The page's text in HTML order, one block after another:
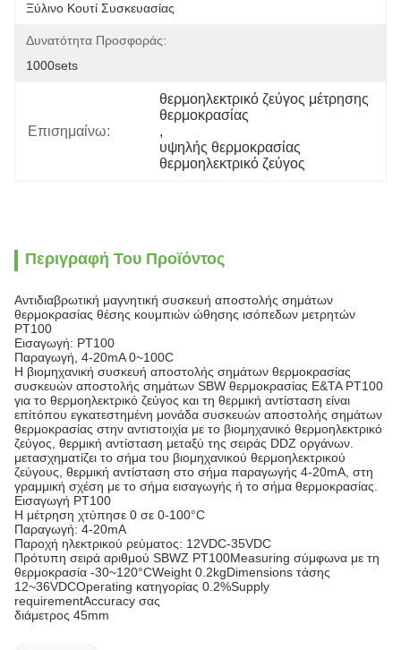
Ξύλινο Κουτί Συσκευασίας
Δυνατότητα Προσφοράς:
1000sets
Επισημαίνω:
θερμοηλεκτρικό ζεύγος μέτρησης
θερμοκρασίας
,
υψηλής θερμοκρασίας
θερμοηλεκτρικό ζεύγος
Περιγραφή Του Προϊόντος
Αντιδιαβρωτική μαγνητική συσκευή αποστολής σημάτων
θερμοκρασίας θέσης κουμπιών ώθησης ισόπεδων μετρητών
PT100
Εισαγωγή: PT100
Παραγωγή, 4-20mA 0~100C
Η βιομηχανική συσκευή αποστολής σημάτων θερμοκρασίας
συσκευών αποστολής σημάτων SBW θερμοκρασίας Ε&ΤΑ PT100
για το θερμοηλεκτρικό ζεύγος και τη θερμική αντίσταση είναι
επίτόπου εγκατεστημένη μονάδα συσκευών αποστολής σημάτων
θερμοκρασίας στην αντιστοιχία με το βιομηχανικό θερμοηλεκτρικό
ζεύγος, θερμική αντίσταση μεταξύ της σειράς DDZ οργάνων.
μετασχηματίζει το σήμα του βιομηχανικού θερμοηλεκτρικού
ζεύγους, θερμική αντίσταση στο σήμα παραγωγής 4-20mA, στη
γραμμική σχέση με το σήμα εισαγωγής ή το σήμα θερμοκρασίας.
Εισαγωγή PT100
Η μέτρηση χτύπησε 0 σε 0-100°C
Παραγωγή: 4-20mA
Παροχή ηλεκτρικού ρεύματος: 12VDC-35VDC
Πρότυπη σειρά αριθμού SBWZ PT100Measuring σύμφωνα με τη
θερμοκρασία -30~120°CWeight 0.2kgDimensions τάσης
12~36VDCOperating κατηγορίας 0.2%Supply
requirementAccuracy σας
διάμετρος 45mm